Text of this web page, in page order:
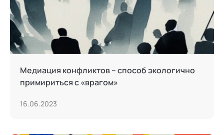
Медиация конфликтов – способ экологично
примириться с «врагом»
16.06.2023